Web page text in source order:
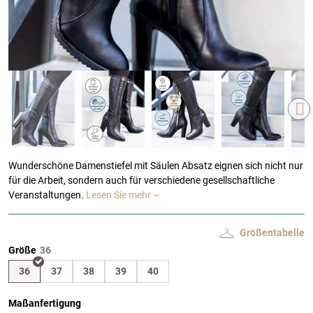
Wunderschöne Damenstiefel mit Säulen Absatz eignen sich nicht nur
für die Arbeit, sondern auch für verschiedene gesellschaftliche
Veranstaltungen. Lesen Sie mehr
Größe
36
37 38 39 40
Maßanfertigung
Größentabelle